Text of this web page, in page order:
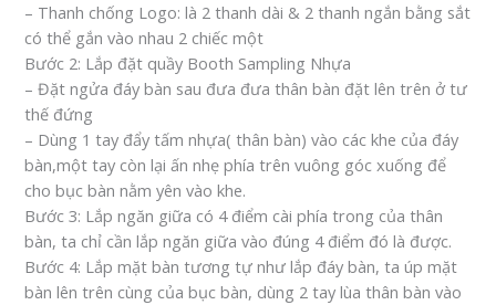
– Thanh chống Logo: là 2 thanh dài & 2 thanh ngắn bằng sắt
có thể gắn vào nhau 2 chiếc một
Bước 2: Lắp đặt quầy Booth Sampling Nhựa
– Đặt ngửa đáy bàn sau đưa đưa thân bàn đặt lên trên ở tư
thế đứng
– Dùng 1 tay đẩy tấm nhựa( thân bàn) vào các khe của đáy
bàn,một tay còn lại ấn nhẹ phía trên vuông góc xuống để
cho bục bàn nằm yên vào khe.
Bước 3: Lắp ngăn giữa có 4 điểm cài phía trong của thân
bàn, ta chỉ cần lắp ngăn giữa vào đúng 4 điểm đó là được.
Bước 4: Lắp mặt bàn tương tự như lắp đáy bàn, ta úp mặt
bàn lên trên cùng của bục bàn, dùng 2 tay lùa thân bàn vào